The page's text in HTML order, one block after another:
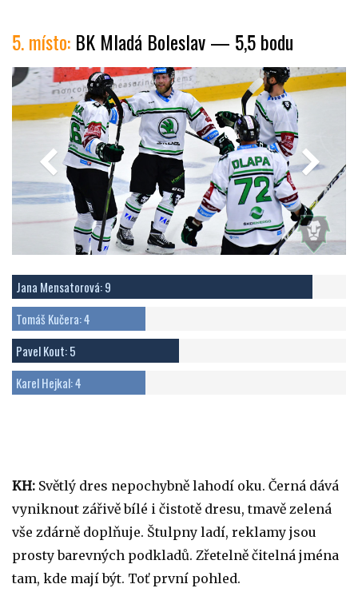
5. místo: BK Mladá Boleslav — 5,5 bodu
Jana Mensatorová: 9
Tomáš Kučera: 4
Pavel Kout: 5
Karel Hejkal: 4
KH: Světlý dres nepochybně lahodí oku. Černá dává
vyniknout zářivě bílé i čistotě dresu, tmavě zelená
vše zdárně doplňuje. Štulpny ladí, reklamy jsou
prosty barevných podkladů. Zřetelně čitelná jména
tam, kde mají být. Toť první pohled.